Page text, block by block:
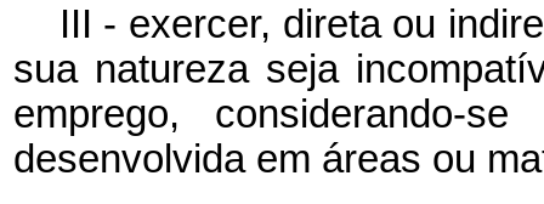
III - exercer, direta ou
sua natureza seja
emprego, considerando-
desenvolvida em áreas ou